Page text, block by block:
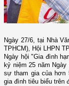
Ngày 27/6, tại Nhà
TPHCM), Hội LHPN
Ngày hội "Gia đình
kỷ niệm 25 năm
sự tham gia của hơn
gia đình tiêu biểu trên